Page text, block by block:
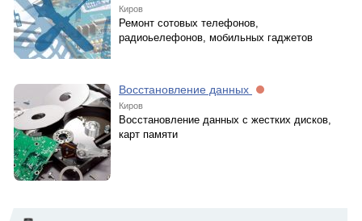
Киров
Ремонт сотовых телефонов,
радиоьелефонов, мобильных гаджетов
Восстановление данных
Киров
Восстановление данных с жестких дисков,
карт памяти